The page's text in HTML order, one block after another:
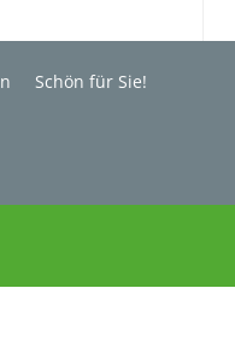
Schön für Sie!